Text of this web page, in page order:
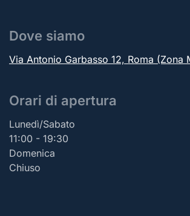
Dove siamo
Via Antonio Garbasso 12, Roma (Zona
Orari di apertura
Lunedì/Sabato
11:00 - 19:30
Domenica
Chiuso